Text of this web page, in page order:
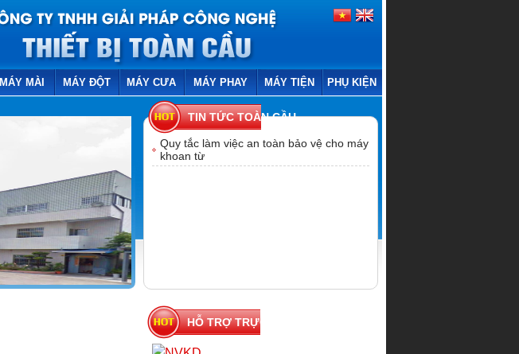
MÁY MÀI MÁY ĐỘT MÁY CƯA MÁY PHAY MÁY TIỆN PHỤ KIỆN
TIN TỨC TOÀN CẦU
Quy tắc làm việc an toàn bảo vệ cho máy
khoan từ
HỖ TRỢ TRỰC TUYẾN